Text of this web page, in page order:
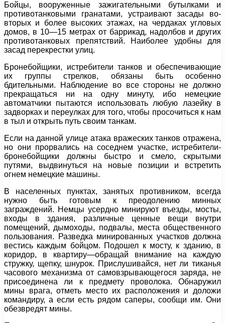
Бойцы, вооруженные зажигательными бутылками и
противотанковыми гранатами, устраивают засады во-
вторых и более высоких этажах, на чердаках угловых
домов, в 10—15 метрах от баррикад, надолбов и других
противотанковых препятствий. Наиболее удобны для
засад перекрестки улиц.
Бронебойщики, истребители танков и обеспечивающие
их группы стрелков, обязаны быть особенно
бдительными. Наблюдение во все стороны не должно
прекращаться ни на одну минуту, ибо немецкие
автоматчики пытаются использовать любую лазейку в
задворках и переулках для того, чтобы просочиться к нам
в тыл и открыть путь своим танкам.
Если на данной улице атака вражеских танков отражена,
но они прорвались на соседнем участке, истребители-
бронебойщики должны быстро и смело, скрытыми
путями, выдвинуться на новые позиции и встретить
огнем немецкие машины.
В населенных пунктах, занятых противником, всегда
нужно быть готовым к преодолению минных
заграждений. Немцы усердно минируют въезды, мосты,
входы в здания, различные ценные вещи внутри
помещений, дымоходы, подвалы, места общественного
пользования. Разведка минированных участков должна
вестись каждым бойцом. Подошел к мосту, к зданию, в
коридор, в квартиру—обращай внимание на каждую
стружку, щепку, шнурок. Прислушивайся, нет ли тиканья
часового механизма от самовзрывающегося заряда, не
присоединена ли к предмету проволока. Обнаружил
мины врага, отметь место их расположения и доложи
командиру, а если есть рядом саперы, сообщи им. Они
обезвредят мины.